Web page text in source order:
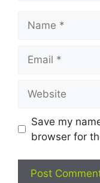
Save my
browser for